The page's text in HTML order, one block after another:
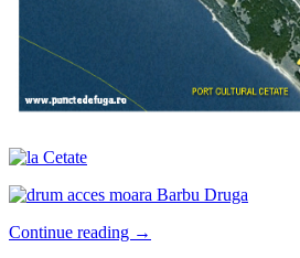
Continue reading →